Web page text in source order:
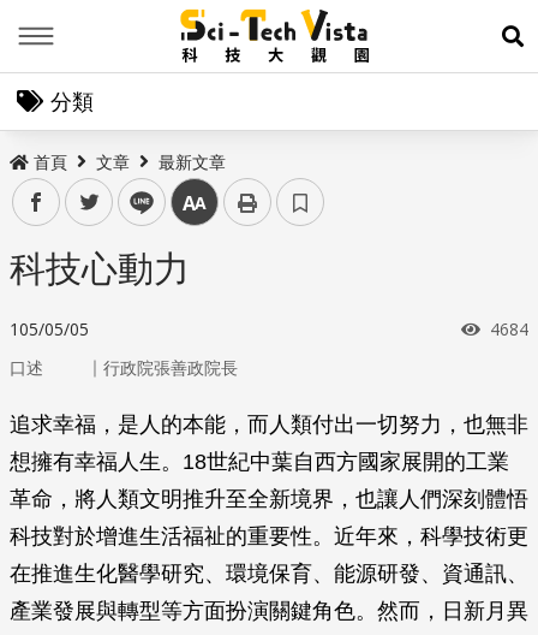
展
分類
首頁 文章 最新文章
facebooktwitter line 中
科技心動力
105/05/05 瀏覽
4684
口述 ｜ 行政院張善政院長
追求幸福，是人的本能，而人類付出一切努力，也無非
想擁有幸福人生。18世紀中葉自西方國家展開的工業
革命，將人類文明推升至全新境界，也讓人們深刻體悟
科技對於增進生活福祉的重要性。近年來，科學技術更
在推進生化醫學研究、環境保育、能源研發、資通訊、
產業發展與轉型等方面扮演關鍵角色。然而，日新月異